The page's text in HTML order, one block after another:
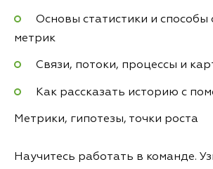
Основы статистики и способы
метрик
Связи, потоки, процессы и
Как рассказать историю с
Метрики, гипотезы, точки роста
Научитесь работать в команде.